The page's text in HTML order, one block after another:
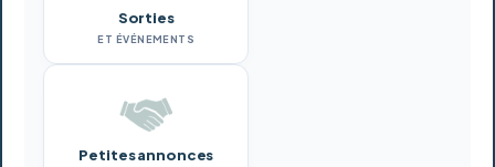
Sorties
ET ÉVÉNEMENTS
Petites annonces